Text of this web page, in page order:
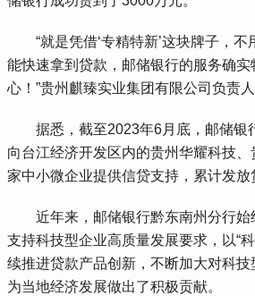
“就是凭借‘专精特新’这块牌子，不
能快速拿到贷款，邮储银行的服务确
心！”贵州麒臻实业集团有限公司负责人
据悉，截至2023年6月底，邮储银
向台江经济开发区内的贵州华耀科技
家中小微企业提供信贷支持，累计发放
近年来，邮储银行黔东南州分行始
支持科技型企业高质量发展要求，以“
续推进贷款产品创新，不断加大对科技
为当地经济发展做出了积极贡献。